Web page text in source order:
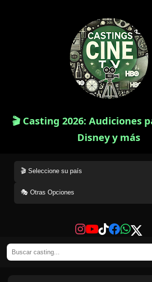
🎬 Casting 2026: Audiciones
Disney y más